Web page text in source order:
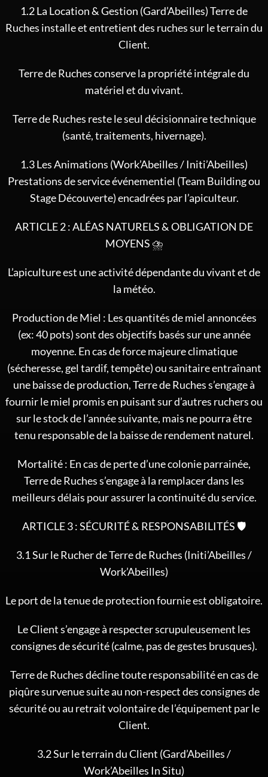
1.2 La Location & Gestion (Gard’Abeilles) Terre de
Ruches installe et entretient des ruches sur le terrain du
Client.
Terre de Ruches conserve la propriété intégrale du
matériel et du vivant.
Terre de Ruches reste le seul décisionnaire technique
(santé, traitements, hivernage).
1.3 Les Animations (Work’Abeilles / Initi’Abeilles)
Prestations de service événementiel (Team Building ou
Stage Découverte) encadrées par l’apiculteur.
ARTICLE 2 : ALÉAS NATURELS & OBLIGATION DE
MOYENS ⛈️
L’apiculture est une activité dépendante du vivant et de
la météo.
Production de Miel : Les quantités de miel annoncées
(ex: 40 pots) sont des objectifs basés sur une année
moyenne. En cas de force majeure climatique
(sécheresse, gel tardif, tempête) ou sanitaire entraînant
une baisse de production, Terre de Ruches s’engage à
fournir le miel promis en puisant sur d’autres ruchers ou
sur le stock de l’année suivante, mais ne pourra être
tenu responsable de la baisse de rendement naturel.
Mortalité : En cas de perte d’une colonie parrainée,
Terre de Ruches s’engage à la remplacer dans les
meilleurs délais pour assurer la continuité du service.
ARTICLE 3 : SÉCURITÉ & RESPONSABILITÉS 🛡️
3.1 Sur le Rucher de Terre de Ruches (Initi’Abeilles /
Work’Abeilles)
Le port de la tenue de protection fournie est obligatoire.
Le Client s’engage à respecter scrupuleusement les
consignes de sécurité (calme, pas de gestes brusques).
Terre de Ruches décline toute responsabilité en cas de
piqûre survenue suite au non-respect des consignes de
sécurité ou au retrait volontaire de l’équipement par le
Client.
3.2 Sur le terrain du Client (Gard’Abeilles /
Work’Abeilles In Situ)